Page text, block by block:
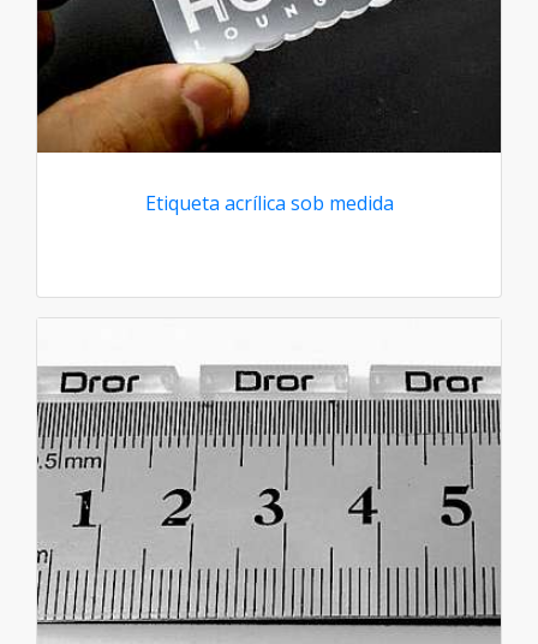
Etiqueta acrílica sob medida